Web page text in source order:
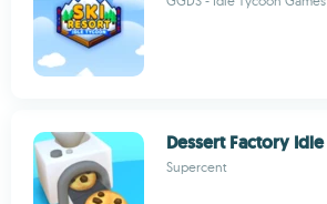
Dessert Factory Idle
Supercent